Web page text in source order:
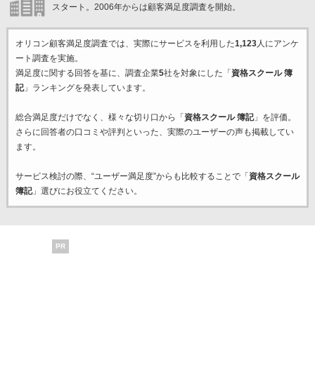
スタート。2006年からは顧客満足度調査を開始。
オリコン顧客満足度調査では、実際にサービスを利用した1,123人にアンケ
ート調査を実施。
満足度に関する回答を基に、調査企業5社を対象にした「 資格スクール 簿
記」ランキングを発表しています。
総合満足度だけでなく、様々な切り口から「 資格スクール 簿記」を評価。
さらに回答者の口コミや評判といった、実際のユーザーの声も掲載してい
ます。
サービス検討の際、“ユーザー満足度”からも比較することで「 資格スクール
簿記」選びにお役立てください。
PR